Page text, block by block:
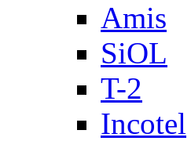
Amis
SiOL
T-2
Incotel